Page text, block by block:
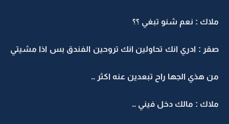
ملاك : نعم شنو تبغي ؟؟
صقر : ادري انك تحاولين انك تروحين الفندق بس اذا مشيتي
من هذي الجها راح تبعدين عنه اكثر ..
ملاك : مالك دخل فيني ..